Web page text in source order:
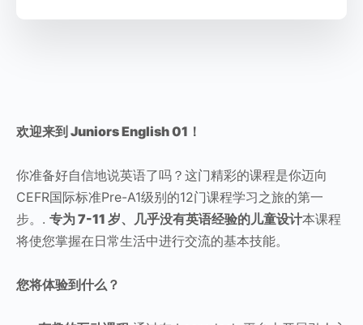
欢迎来到 Juniors English 01！
你准备好自信地说英语了吗？这门精彩的课程是你迈向
CEFR国际标准Pre-A1级别的12门课程学习之旅的第一
步。. 专为 7-11 岁、几乎没有英语经验的儿童设计本课程
将使您掌握在日常生活中进行交流的基本技能。
您将体验到什么？